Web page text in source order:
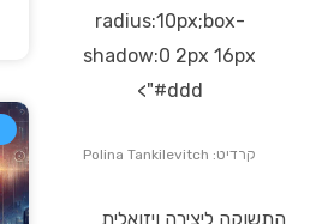
radius:10px;box-
shadow:0 2px 16px
#ddd">
קרדיט: Polina Tankilevitch
התשוקה ליצירה ויזואלית